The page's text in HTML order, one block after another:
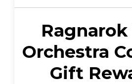
Ragnarok
Orchestra
Gift